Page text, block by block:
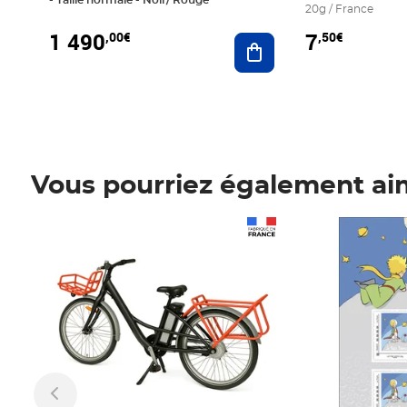
1 490,00€ Ajouter au panier
20g / France
7,50€
Vous pourriez également
Prix 7,50€